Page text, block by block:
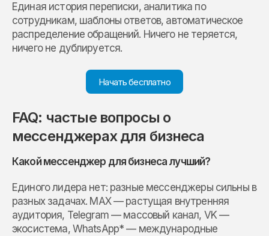
Единая история переписки, аналитика по
сотрудникам, шаблоны ответов, автоматическое
распределение обращений. Ничего не теряется,
ничего не дублируется.
Начать бесплатно
FAQ: частые вопросы о
мессенджерах для бизнеса
Какой мессенджер для бизнеса лучший?
Единого лидера нет: разные мессенджеры сильны в
разных задачах. MAX — растущая внутренняя
аудитория, Telegram — массовый канал, VK —
экосистема, WhatsApp* — международные